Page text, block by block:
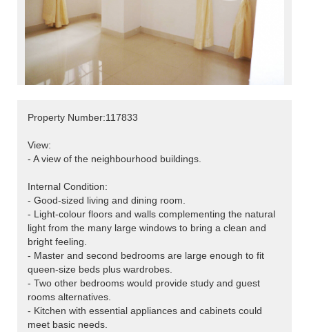
Property Number:117833
View:
- A view of the neighbourhood buildings.
Internal Condition:
- Good-sized living and dining room.
- Light-colour floors and walls complementing the natural
light from the many large windows to bring a clean and
bright feeling.
- Master and second bedrooms are large enough to fit
queen-size beds plus wardrobes.
- Two other bedrooms would provide study and guest
rooms alternatives.
- Kitchen with essential appliances and cabinets could
meet basic needs.